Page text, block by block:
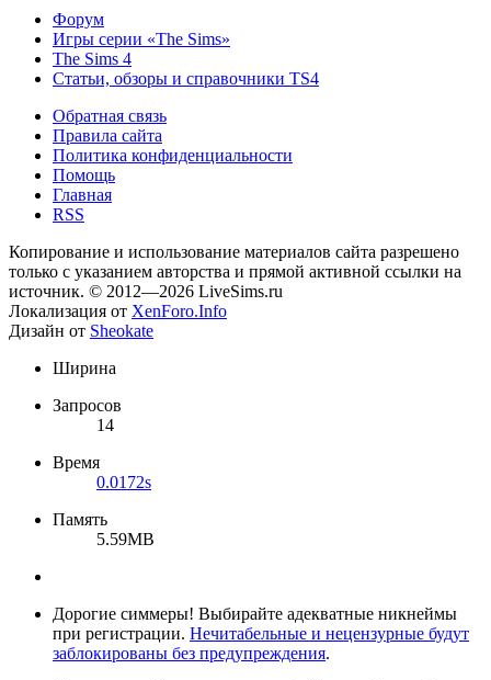
Форум
Игры серии «The Sims»
The Sims 4
Статьи, обзоры и справочники TS4
Обратная связь
Правила сайта
Политика конфиденциальности
Помощь
Главная
RSS
Копирование и использование материалов сайта разрешено
только с указанием авторства и прямой активной ссылки на
источник. © 2012—2026 LiveSims.ru
Локализация от XenForo.Info
Дизайн от Sheokate
Ширина
Запросов
14
Время
0.0172s
Память
5.59MB
Дорогие симмеры! Выбирайте адекватные никнеймы
при регистрации. Нечитабельные и нецензурные будут
заблокированы без предупреждения.